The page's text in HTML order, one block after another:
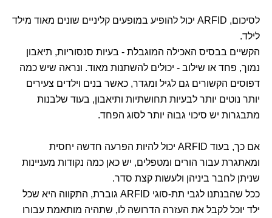
לסיכום, ARFID יכול להופיע במופעים קליניים שונים מאוד מילד
לילד.
הקשיים בבסיס האכילה המוגבלת - בעיות סנסוריות, תיאבון
נמוך, פחד או שילוב - יכולים להשתנות מאוד. ונראה שיש כמה
דפוסים הקשורים גם לגיל ומגדר, כאשר בנים וילדים צעירים
יותר נוטים יותר לבעיות תחושתיות ותיאבון, בעוד שלבנות
מתבגרות יש סיכוי גבוה יותר לסוג הפחד.
אם כך, בעוד ARFID יכול להיות הפרעה חדשה יחסית
ומאתגרת עבור הורים ומטפלים, יש כאן כמה נקודות מעניינות
שניתן לחבר ביניהן ולעשות קצת סדר.
ככל שהבנתנו לגבי תת-סוגי ARFID גוברת, התקווה היא שכל
ילד יוכל לקבל את העזרה הדרושה לו, שתהיה מותאמת עבורו